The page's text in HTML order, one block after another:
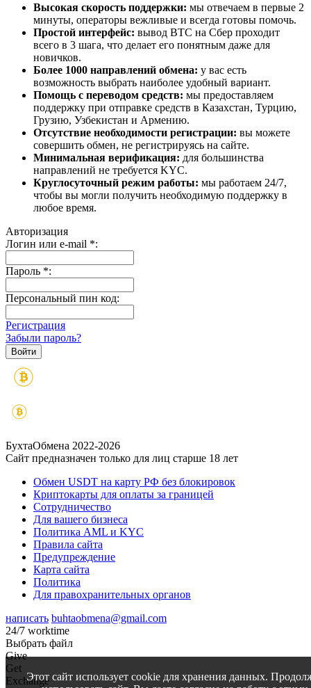
Высокая скорость поддержки: мы отвечаем в первые 2
минуты, операторы вежливые и всегда готовы помочь.
Простой интерфейс: вывод BTC на Сбер проходит
всего в 3 шага, что делает его понятным даже для
новичков.
Более 1000 направлений обмена: у вас есть
возможность выбрать наиболее удобный вариант.
Помощь с переводом средств: мы предоставляем
поддержку при отправке средств в Казахстан, Турцию,
Грузию, Узбекистан и Армению.
Отсутствие необходимости регистрации: вы можете
совершить обмен, не регистрируясь на сайте.
Минимальная верификация: для большинства
направлений не требуется KYC.
Круглосуточный режим работы: мы работаем 24/7,
чтобы вы могли получить необходимую поддержку в
любое время.
Авторизация
Логин или e-mail *:
Пароль *:
Персональный пин код:
Регистрация
Забыли пароль?
БухтаОбмена 2022-2026
Сайт предназначен только для лиц старше 18 лет
Обмен USDT на карту РФ без блокировок
Криптокарты для оплаты за границей
Сотрудничество
Для вашего бизнеса
Политика AML и KYC
Правила сайта
Предупреждение
Карта сайта
Политика
Для правохранительных органов
написать buhtaobmena@gmail.com
24/7 worktime
Выбрать файл
Give
Get
Exchange
Этот сайт использует cookie для хранения данных.